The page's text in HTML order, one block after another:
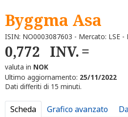
Byggma Asa
ISIN: NO0003087603 - Mercato: LSE -
0,772 INV.
valuta in NOK
Ultimo aggiornamento: 25/11/2022
Dati differiti di 15 minuti.
Scheda Grafico avanzato